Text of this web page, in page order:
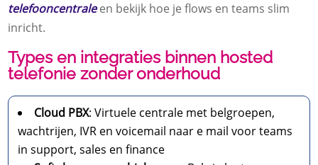
telefooncentraleen bekijk hoe je flows en teams slim
inricht.
Types en integraties binnen hosted
telefonie zonder onderhoud
Cloud PBX: Virtuele centrale met belgroepen,
wachtrijen, IVR en voicemail naar e mail voor teams
in support, sales en finance